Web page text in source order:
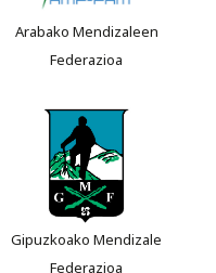
Arabako Mendizaleen
Federazioa
Gipuzkoako Mendizale
Federazioa